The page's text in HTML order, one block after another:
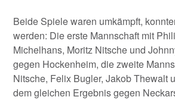
Beide Spiele waren umkämpft,
werden: Die erste Mannschaft mit
Michelhans, Moritz Nitsche und
gegen Hockenheim, die zweite
Nitsche, Felix Bugler, Jakob Thewalt
dem gleichen Ergebnis gegen